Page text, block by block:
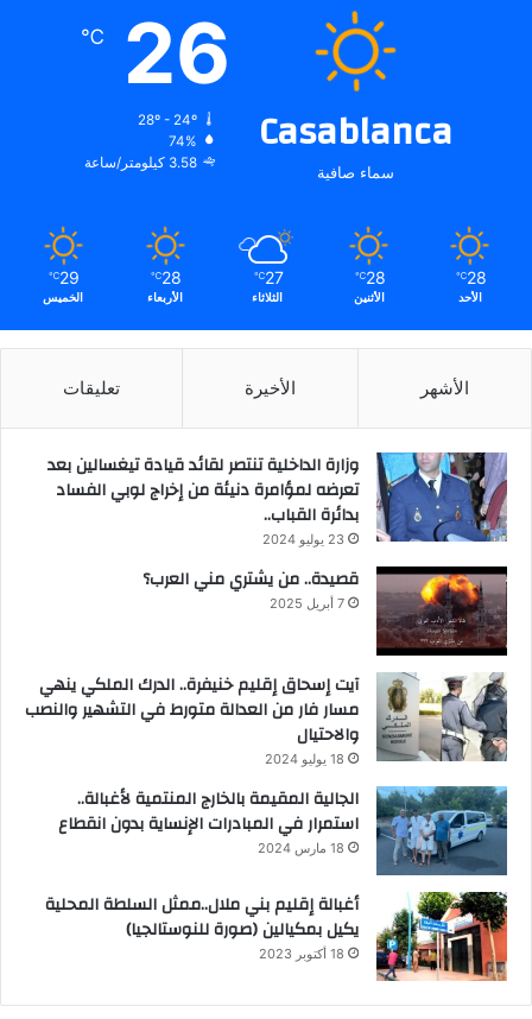
Casablanca
سماء صافية
26
℃
28º - 24º
74%
3.58 كيلومتر/ساعة
28
℃
الأحد
28
℃
الأثنين
27
℃
الثلاثاء
28
℃
الأربعاء
29
℃
الخميس
الأشهر الأخيرة تعليقات
وزارة الداخلية تنتصر لقائد قيادة تيغسالين بعد
تعرضه لمؤامرة دنيئة من إخراج لوبي الفساد
بدائرة القباب..
23 يوليو 2024
قصيدة.. من يشتري مني العرب؟
7 أبريل 2025
آيت إسحاق إقليم خنيفرة.. الدرك الملكي ينهي
مسار فار من العدالة متورط في التشهير والنصب
والاحتيال
18 يوليو 2024
الجالية المقيمة بالخارج المنتمية لأغبالة..
استمرار في المبادرات الإنساية بدون انقطاع
18 مارس 2024
أغبالة إقليم بني ملال..ممثل السلطة المحلية
يكيل بمكيالين (صورة للنوستالجيا)
18 أكتوبر 2023